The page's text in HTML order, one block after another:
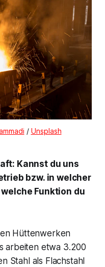
/ Unsplash
Kannst du uns
bzw. in welcher
Funktion du
Hüttenwerken
arbeiten etwa 3.200
Stahl als Flachstahl